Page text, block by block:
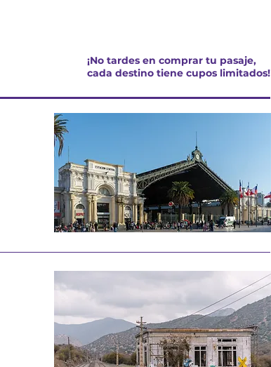
¡No tardes en comprar tu pasaje,
cada destino tiene cupos limitados!